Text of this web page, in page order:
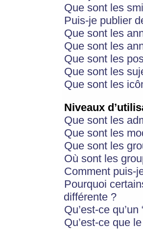
Que sont les
Puis-je publier
Que sont les
Que sont les
Que sont les
Que sont les
Que sont les
Niveaux
Que sont les
Que sont les
Que sont les
Où sont les
Comment puis-
Pourquoi
différente ?
Qu’est-ce
Qu’est-ce que